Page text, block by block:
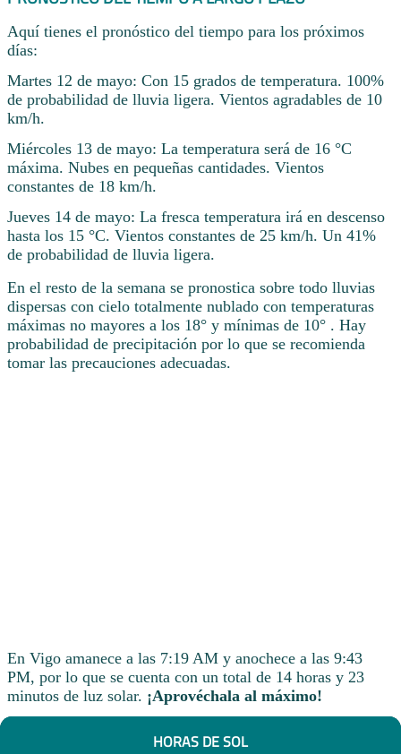
Aquí tienes el pronóstico del tiempo para los próximos
días:
Martes 12 de mayo: Con 15 grados de temperatura. 100%
de probabilidad de lluvia ligera. Vientos agradables de 10
km/h.
Miércoles 13 de mayo: La temperatura será de 16 °C
máxima. Nubes en pequeñas cantidades. Vientos
constantes de 18 km/h.
Jueves 14 de mayo: La fresca temperatura irá en descenso
hasta los 15 °C. Vientos constantes de 25 km/h. Un 41%
de probabilidad de lluvia ligera.
En el resto de la semana se pronostica sobre todo lluvias
dispersas con cielo totalmente nublado con temperaturas
máximas no mayores a los 18° y mínimas de 10° . Hay
probabilidad de precipitación por lo que se recomienda
tomar las precauciones adecuadas.
En Vigo amanece a las 7:19 AM y anochece a las 9:43
PM, por lo que se cuenta con un total de 14 horas y 23
minutos de luz solar. ¡Aprovéchala al máximo!
HORAS DE SOL